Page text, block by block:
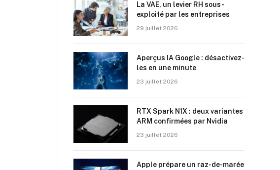
La VAE, un levier RH sous-
exploité par les entreprises
29 juillet 2026
Aperçus IA Google : désactivez-
les en une minute
23 juillet 2026
RTX Spark N1X : deux variantes
ARM confirmées par Nvidia
23 juillet 2026
Apple prépare un raz-de-marée